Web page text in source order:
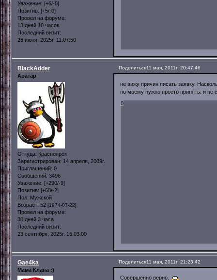
Уважение: [+6/-0]
Позитив: [+5/-0]
Провел на форуме:
13 дней 10 часов
Последний визит:
26 июня, 2025г. 11:07:50
Поделиться11 мая, 2011г. 20:47:46
BlackAdder
Аватар
Откуда: Красноярск
Зарегистрирован: 14 апреля, 2009г.
Приглашений: 0
Сообщений: 3496
Уважение: [+290/-9]
Позитив: [+68/-2]
Пол: Мужской
Возраст: 52 [1974-07-22]
Провел на форуме:
30 дней 3 часа
Последний визит:
23 сентября, 2025г. 15:03:00
не вижу причин писать заявку.
по моему нужно просто принять. и не
0
Поделиться11 мая, 2011г. 21:23:42
Gae4ka
Мама Клана :)
Совершенно верно.